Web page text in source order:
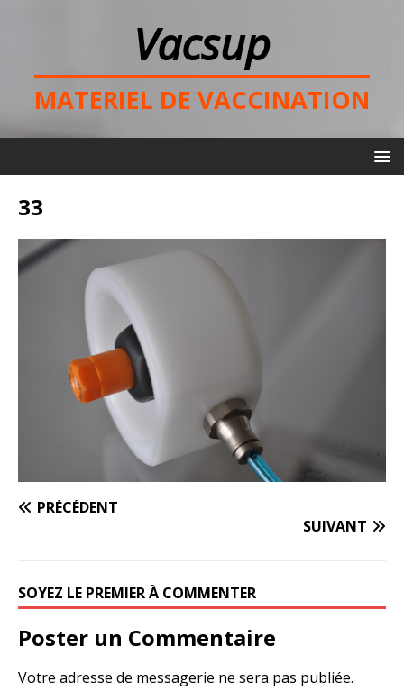
Vacsup
MATERIEL DE VACCINATION
33
PRÉCÉDENT
SUIVANT
SOYEZ LE PREMIER À COMMENTER
Poster un Commentaire
Votre adresse de messagerie ne sera pas publiée.